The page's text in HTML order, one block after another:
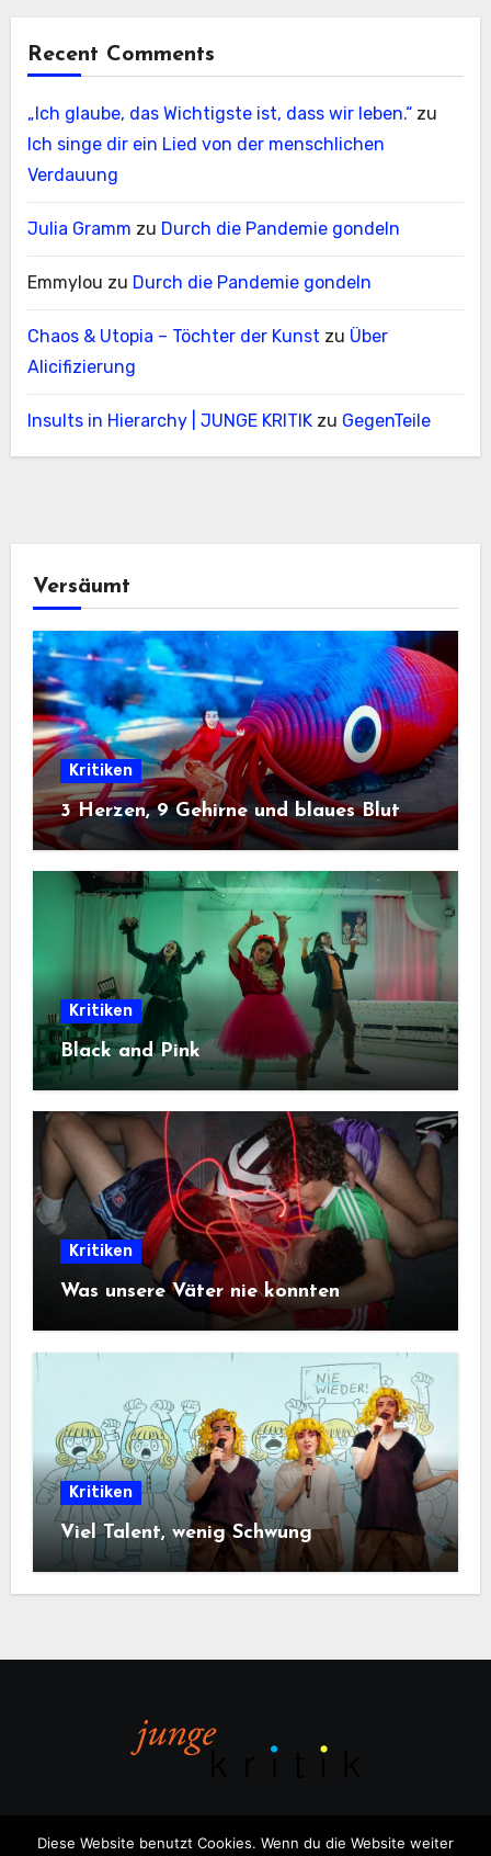
Recent Comments
„Ich glaube, das Wichtigste ist, dass wir leben.“zu
Ich singe dir ein Lied von der menschlichen
Verdauung
Julia Gramm zu Durch die Pandemie gondeln
Emmylou zu Durch die Pandemie gondeln
Chaos & Utopia – Töchter der Kunst zu Über
Alicifizierung
Insults in Hierarchy | JUNGE KRITIKzu GegenTeile
Versäumt
Kritiken
3 Herzen, 9 Gehirne und blaues Blut
Kritiken
Black and Pink
Kritiken
Was unsere Väter nie konnten
Kritiken
Viel Talent, wenig Schwung
Diese Website benutzt Cookies. Wenn du die Website weiter